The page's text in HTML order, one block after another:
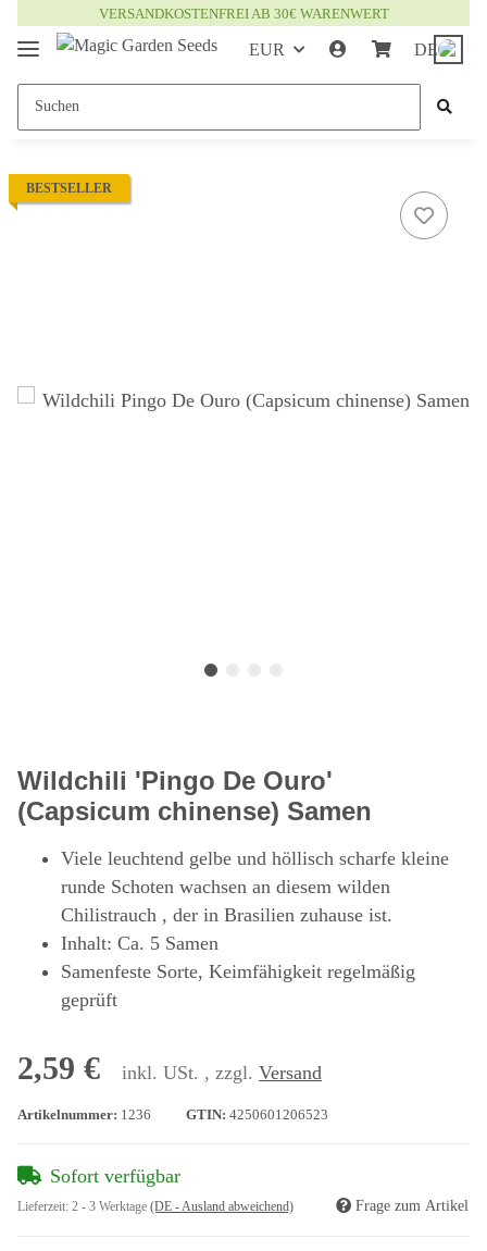
VERSANDKOSTENFREI AB 30€ WARENWERT
EUR DE
BESTSELLER
Wildchili 'Pingo De Ouro'
(Capsicum chinense) Samen
Viele leuchtend gelbe und höllisch scharfe kleine
runde Schoten wachsen an diesem wilden
Chilistrauch , der in Brasilien zuhause ist.
Inhalt: Ca. 5 Samen
Samenfeste Sorte, Keimfähigkeit regelmäßig
geprüft
2,59 € inkl. USt. , zzgl. Versand
Artikelnummer: 1236 GTIN: 4250601206523
Sofort verfügbar
Lieferzeit: 2 - 3 Werktage (DE - Ausland abweichend) Frage zum Artikel